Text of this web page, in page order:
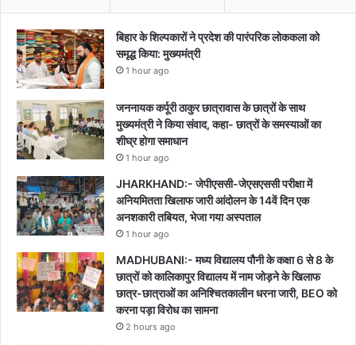
बिहार के शिल्पकारों ने प्रदेश की पारंपरिक लोककला को
समृद्ध किया: मुख्यमंत्री
1 hour ago
जननायक कर्पूरी ठाकुर छात्रावास के छात्रों के साथ
मुख्यमंत्री ने किया संवाद, कहा- छात्रों के समस्याओं का
शीघ्र होगा समाधान
1 hour ago
JHARKHAND:- जेपीएससी-जेएसएससी परीक्षा में
अनियमितता खिलाफ जारी आंदोलन के 14वें दिन एक
अनशकारी तबियत, भेजा गया अस्पताल
1 hour ago
MADHUBANI:- मध्य विद्यालय पौनी के कक्षा 6 से 8 के
छात्रों को कालिकापुर विद्यालय में नाम जोड़ने के खिलाफ
छात्र-छात्राओं का अनिश्चितकालीन धरना जारी, BEO को
करना पड़ा विरोध का सामना
2 hours ago